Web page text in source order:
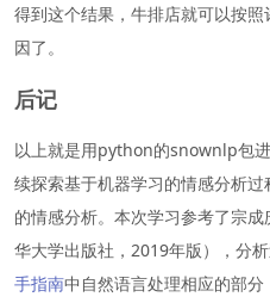
得到这个结果，牛排店就可以按
因了。
后记
以上就是用python的snownlp包
续探索基于机器学习的情感分析
的情感分析。本次学习参考了宗
华大学出版社，2019年版），分
手指南中自然语言处理相应的部分